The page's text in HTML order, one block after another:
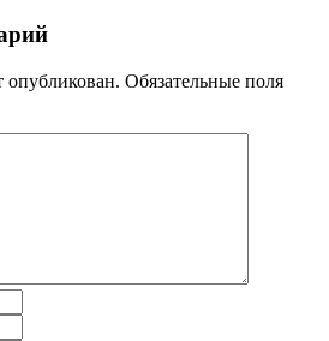
опубликован. Обязательные поля